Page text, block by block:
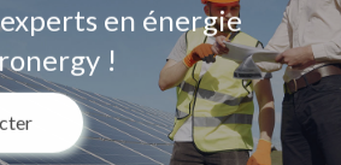
en énergie
!